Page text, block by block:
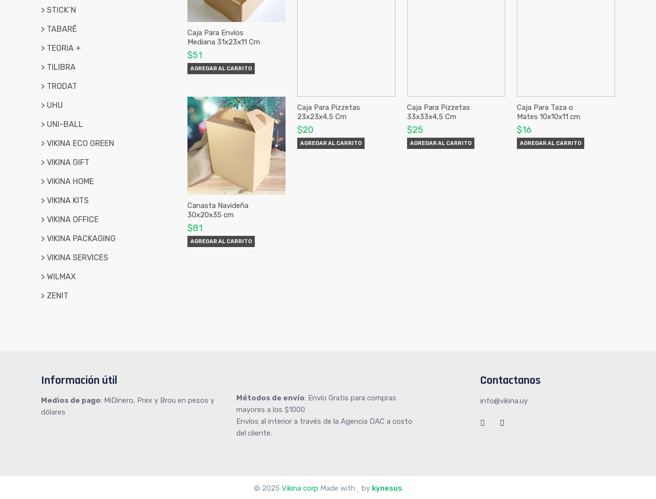
Caja Para Envíos
Mediana 31x23x11 Cm
$51
AGREGAR AL CARRITO
Caja Para Pizzetas
23x23x4,5 Cm
$20
AGREGAR AL CARRITO
Caja Para Pizzetas
33x33x4,5 Cm
$25
AGREGAR AL CARRITO
Caja Para Taza o
Mates 10x10x11 cm
$16
AGREGAR AL CARRITO
Canasta Navideña
30x20x35 cm
$81
AGREGAR AL CARRITO
> STICK´N
> TABARÉ
> TEORIA +
> TILIBRA
> TRODAT
> UHU
> UNI-BALL
> VIKINA ECO GREEN
> VIKINA GIFT
> VIKINA HOME
> VIKINA KITS
> VIKINA OFFICE
> VIKINA PACKAGING
> VIKINA SERVICES
> WILMAX
> ZENIT
Información útil
Medios de pago: MiDinero, Prex y Brou en pesos y
dólares
Métodos de envío: Envío Gratis para compras
mayores a los $1000
Envíos al interior a través de la Agencia DAC a costo
del cliente.
Contactanos
info@vikina.uy
© 2025 Vikina corp Made with by kynesus